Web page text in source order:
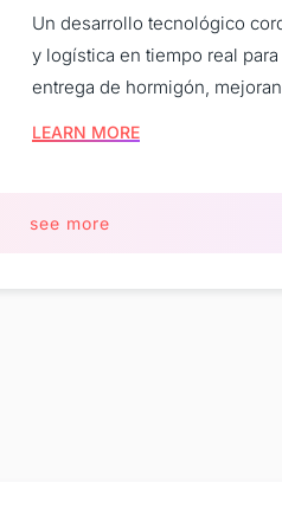
Un desarrollo tecnológico
y logística en tiempo real
entrega de hormigón,
LEARN MORE
see more